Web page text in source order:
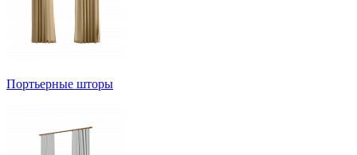
Портьерные шторы